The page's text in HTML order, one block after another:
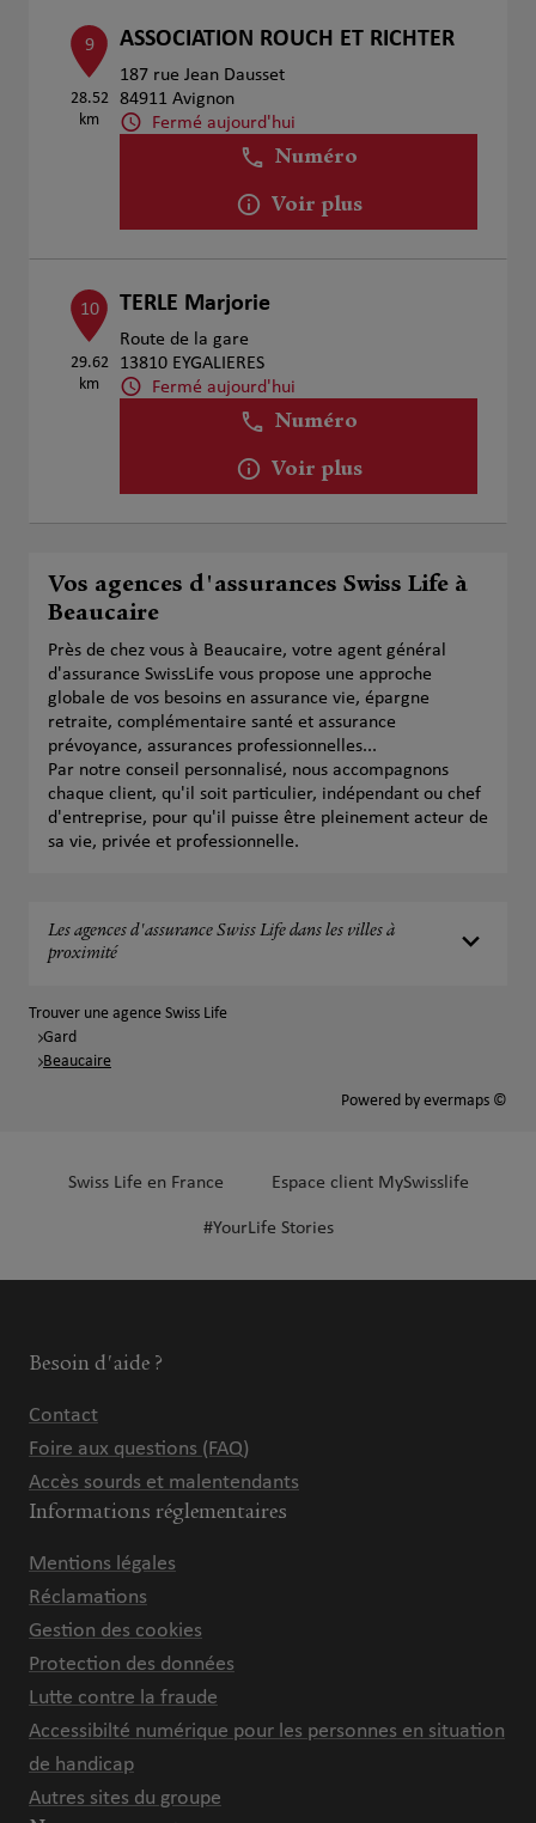
9
28.52
km
ASSOCIATION ROUCH ET RICHTER
187 rue Jean Dausset
84911 Avignon
Fermé aujourd'hui
Numéro
Voir plus
10
29.62
km
TERLE Marjorie
Route de la gare
13810 EYGALIERES
Fermé aujourd'hui
Numéro
Voir plus
Vos agences d'assurances Swiss Life à
Beaucaire
Près de chez vous à Beaucaire, votre agent général
d'assurance SwissLife vous propose une approche
globale de vos besoins en assurance vie, épargne
retraite, complémentaire santé et assurance
prévoyance, assurances professionnelles...
Par notre conseil personnalisé, nous accompagnons
chaque client, qu'il soit particulier, indépendant ou chef
d'entreprise, pour qu'il puisse être pleinement acteur de
sa vie, privée et professionnelle.
Les agences d'assurance Swiss Life dans les villes à
proximité
Trouver une agence Swiss Life
Gard
Beaucaire
Powered by evermaps ©
Swiss Life en France Espace client MySwisslife
#YourLife Stories
Besoin d'aide ?
Contact
Foire aux questions (FAQ)
Accès sourds et malentendants
Informations réglementaires
Mentions légales
Réclamations
Gestion des cookies
Protection des données
Lutte contre la fraude
Accessibilté numérique pour les personnes en situation
de handicap
Autres sites du groupe